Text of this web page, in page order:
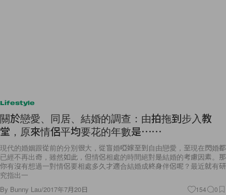
Lifestyle
關於戀愛、同居、結婚的調查：由拍拖到步入教
堂，原來情侶平均要花的年數是⋯⋯
現代的婚姻跟從前的分別很大，從盲婚啞嫁至到自由戀愛，至現在閃婚都
已經不再出奇，雖然如此，但情侶相處的時間絕對是結婚的考慮因素。那
你有沒有想過一對情侶要相處多久才適合結婚成終身伴侶呢？最近就有研
究指出一
By Bunny Lau/2017年7月20日 154 0